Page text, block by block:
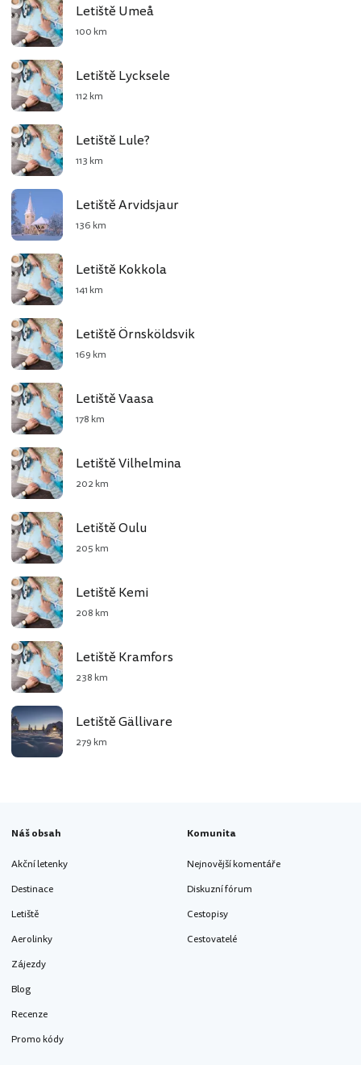
Letiště Umeå
100 km
Letiště Lycksele
112 km
Letiště Lule?
113 km
Letiště Arvidsjaur
136 km
Letiště Kokkola
141 km
Letiště Örnsköldsvik
169 km
Letiště Vaasa
178 km
Letiště Vilhelmina
202 km
Letiště Oulu
205 km
Letiště Kemi
208 km
Letiště Kramfors
238 km
Letiště Gällivare
279 km
Náš obsah
Akční letenky
Destinace
Letiště
Aerolinky
Zájezdy
Blog
Recenze
Promo kódy
Komunita
Nejnovější komentáře
Diskuzní fórum
Cestopisy
Cestovatelé